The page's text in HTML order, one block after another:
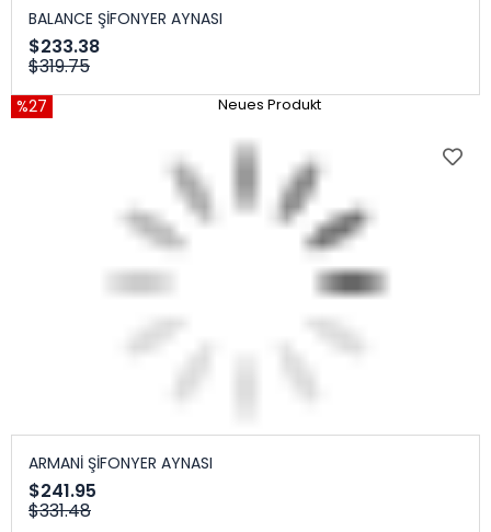
BALANCE ŞİFONYER AYNASI
$233.38
$319.75
%27 Neues Produkt
ARMANİ ŞİFONYER AYNASI
$241.95
$331.48